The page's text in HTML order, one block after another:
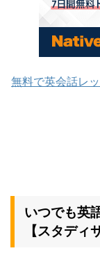
無料で英会話レ
いつでも英
【スタディ